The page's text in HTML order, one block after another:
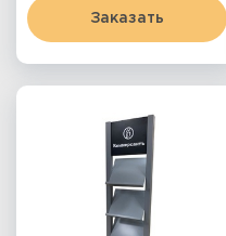
Заказать